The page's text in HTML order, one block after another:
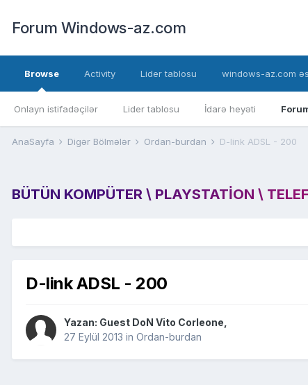
Forum Windows-az.com
Browse
Onlayn istifadəçilər Lider tablosu İdarə heyəti
Activity Lider tablosu windows-az.com
AnaSayfa Digər Bölmələr Ordan-burdan D-link ADSL - 200
BÜTÜN KOMPÜTER \ PLAYSTATION \
D-link ADSL - 200
Yazan: Guest DoN Vito Corleone,
27 Eylül 2013 in Ordan-burdan